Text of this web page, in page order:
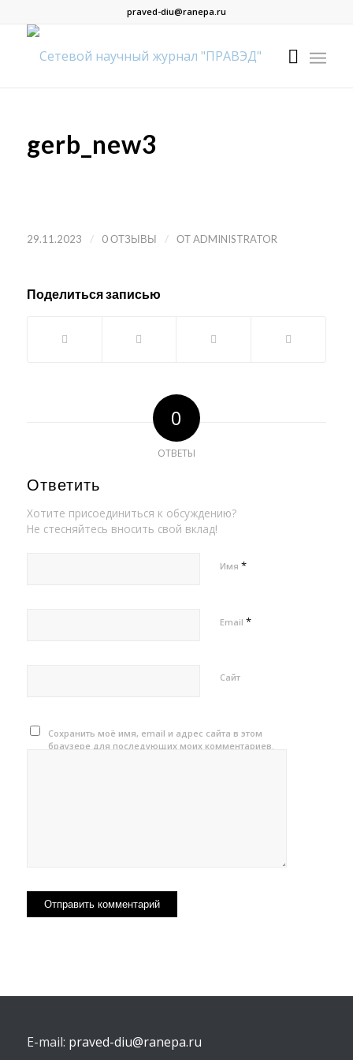
praved-diu@ranepa.ru
gerb_new3
29.11.2023 / 0 ОТЗЫВЫ / ОТADMINISTRATOR
Поделиться записью
0
ОТВЕТЫ
Ответить
Хотите присоединиться к обсуждению?
Не стесняйтесь вносить свой вклад!
Имя *
Email *
Сайт
Сохранить моё имя, email и адрес сайта в этом
браузере для последующих моих комментариев.
E-mail: praved-diu@ranepa.ru